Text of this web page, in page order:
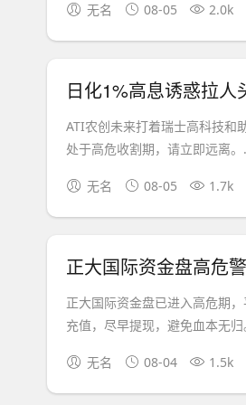
无名 08-05 2.0k
日化1%高息诱惑拉
ATI农创未来打着瑞士高科技和
处于高危收割期，请立即远离。
无名 08-05 1.7k
正大国际资金盘高危
正大国际资金盘已进入高危期
充值，尽早提现，避免血本无归
无名 08-04 1.5k